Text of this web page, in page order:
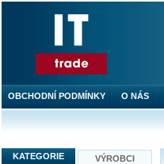
KATEGORIE VÝROBCI
OBCHODNÍ PODMÍNKY O NÁS